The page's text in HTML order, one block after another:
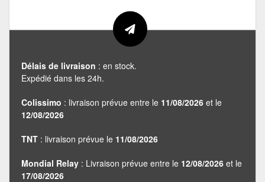
Délais de livraison : en stock.
Expédié dans les 24h.
Colissimo : livraison prévue entre le 11/08/2026 et le
12/08/2026
TNT : livraison prévue le 11/08/2026
Mondial Relay : Livraison prévue entre le 12/08/2026 et le
17/08/2026